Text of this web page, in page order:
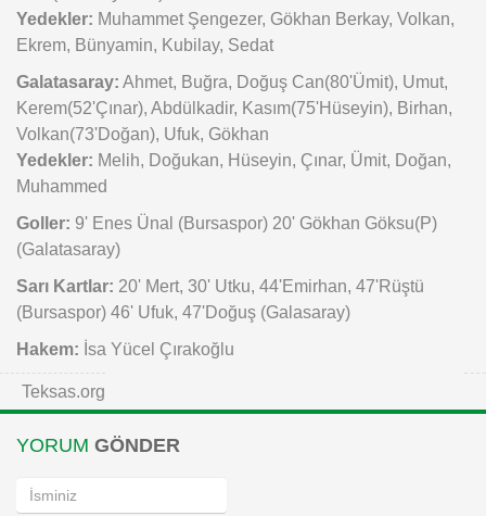
Yedekler: Muhammet Şengezer, Gökhan Berkay, Volkan,
Ekrem, Bünyamin, Kubilay, Sedat
Galatasaray: Ahmet, Buğra, Doğuş Can(80'Ümit), Umut,
Kerem(52'Çınar), Abdülkadir, Kasım(75'Hüseyin), Birhan,
Volkan(73'Doğan), Ufuk, Gökhan
Yedekler: Melih, Doğukan, Hüseyin, Çınar, Ümit, Doğan,
Muhammed
Goller: 9' Enes Ünal (Bursaspor) 20' Gökhan Göksu(P)
(Galatasaray)
Sarı Kartlar: 20' Mert, 30' Utku, 44'Emirhan, 47'Rüştü
(Bursaspor) 46' Ufuk, 47'Doğuş (Galasaray)
Hakem: İsa Yücel Çırakoğlu
Teksas.org
YORUM GÖNDER